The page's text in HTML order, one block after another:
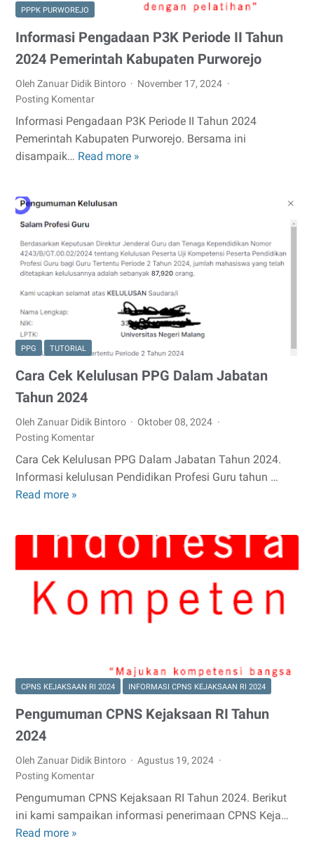
PPPK PURWOREJO
Informasi Pengadaan P3K Periode II Tahun
2024 Pemerintah Kabupaten Purworejo
Oleh Zanuar Didik Bintoro
November 17, 2024
Posting Komentar
Informasi Pengadaan P3K Periode II Tahun 2024
Pemerintah Kabupaten Purworejo. Bersama ini
disampaik… Read more »
Tahun
2024
Pemerintah
Kabupaten
Purworejo
PPG TUTORIAL
Cara Cek Kelulusan PPG Dalam Jabatan
Tahun 2024
Oleh Zanuar Didik Bintoro
Oktober 08, 2024
Posting Komentar
Cara Cek Kelulusan PPG Dalam Jabatan Tahun 2024.
Informasi kelulusan Pendidikan Profesi Guru tahun …
Read more »
Kelulusan
PPG
Dalam
Tahun
2024
CPNS KEJAKSAAN RI 2024 INFORMASI CPNS KEJAKSAAN RI 2024
Pengumuman CPNS Kejaksaan RI Tahun
2024
Oleh Zanuar Didik Bintoro
Agustus 19, 2024
Posting Komentar
Pengumuman CPNS Kejaksaan RI Tahun 2024. Berikut
ini kami sampaikan informasi penerimaan CPNS Keja…
Read more »